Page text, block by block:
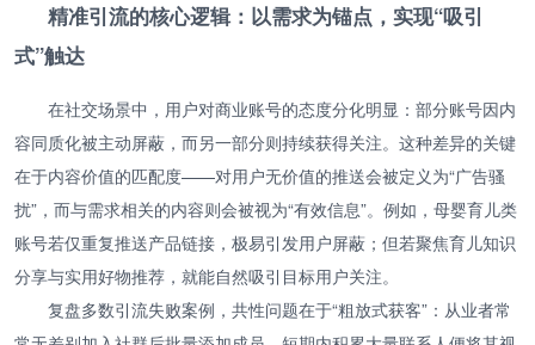
精准引流的核心逻辑：以需求为锚点，实现“吸引
式”触达
在社交场景中，用户对商业账号的态度分化明显：部分账号因内
容同质化被主动屏蔽，而另一部分则持续获得关注。这种差异的关键
在于内容价值的匹配度——对用户无价值的推送会被定义为“广告骚
扰”，而与需求相关的内容则会被视为“有效信息”。例如，母婴育儿类
账号若仅重复推送产品链接，极易引发用户屏蔽；但若聚焦育儿知识
分享与实用好物推荐，就能自然吸引目标用户关注。
复盘多数引流失败案例，共性问题在于“粗放式获客”：从业者常